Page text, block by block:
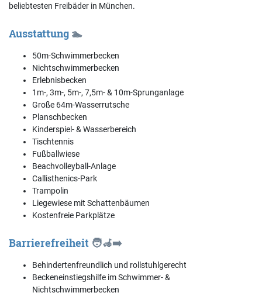
beliebtesten Freibäder in München.
Ausstattung 🏊
50m-Schwimmerbecken
Nichtschwimmerbecken
Erlebnisbecken
1m-, 3m-, 5m-, 7,5m- & 10m-Sprunganlage
Große 64m-Wasserrutsche
Planschbecken
Kinderspiel- & Wasserbereich
Tischtennis
Fußballwiese
Beachvolleyball-Anlage
Callisthenics-Park
Trampolin
Liegewiese mit Schattenbäumen
Kostenfreie Parkplätze
Barrierefreiheit 🧑‍🦽‍➡️
Behindertenfreundlich und rollstuhlgerecht
Beckeneinstiegshilfe im Schwimmer- &
Nichtschwimmerbecken